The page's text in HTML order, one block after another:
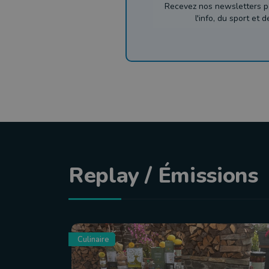
Recevez nos newsletters
l'info, du sport et
Replay / Émissions
Culinaire